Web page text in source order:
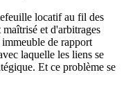
locatif au fil des
et d'arbitrages
de rapport
laquelle les liens se
Et ce problème se